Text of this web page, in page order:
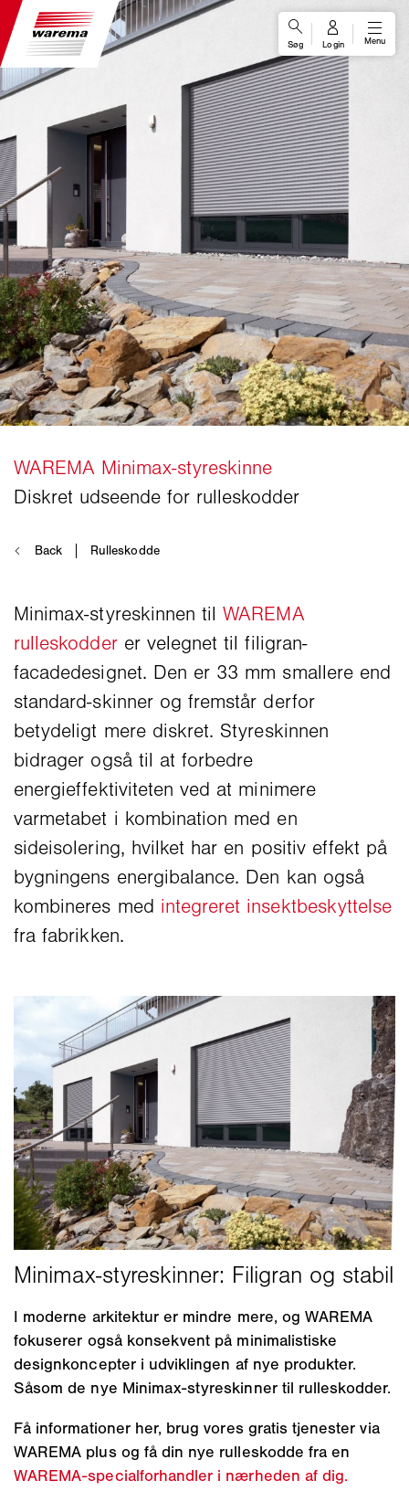
Minimax-styreskinnen tilWAREMA
rulleskodderer velegnet til filigran-
facadedesignet. Den er 33 mm smallere end
standard-skinner og fremstår derfor
betydeligt mere diskret. Styreskinnen
bidrager også til at forbedre
energieffektiviteten ved at minimere
varmetabet i kombination med en
sideisolering, hvilket har en positiv effekt på
bygningens energibalance. Den kan også
kombineres med integreret insektbeskyttelse
fra fabrikken.
I moderne arkitektur er mindre mere, og WAREMA
fokuserer også konsekvent på minimalistiske
designkoncepter i udviklingen af nye produkter.
Såsom de nye Minimax-styreskinner til rulleskodder.
Få informationer her, brug vores gratis tjenester via
WAREMA plus og få din nye rulleskodde fra en
WAREMA-specialforhandler i nærheden af dig.